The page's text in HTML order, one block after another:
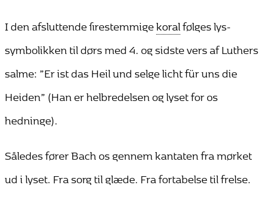
I den afsluttende firestemmigekoralfølges lys-
symbolikken til dørs med 4. og sidste vers af Luthers
salme: ”Er ist das Heil und selge licht für uns die
Heiden” (Han er helbredelsen og lyset for os
hedninge).
Således fører Bach os gennem kantaten fra mørket
ud i lyset. Fra sorg til glæde. Fra fortabelse til frelse.